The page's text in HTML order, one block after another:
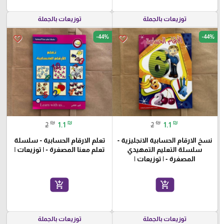
توزيعات بالجملة
favorite_border -44%
2 ₪ 1.1 ₪
نسخ الارقام الحسابية الانجليزية -
سلسلة التعليم التمهيدي
المصغرة - | توزيعات |
add_shopping_cart
توزيعات بالجملة
favorite_border -44%
2 ₪ 1.1 ₪
تعلم الارقام الحسابية - سلسلة
تعلم معنا المصغرة - | توزيعات |
add_shopping_cart
توزيعات بالجملة توزيعات بالجملة